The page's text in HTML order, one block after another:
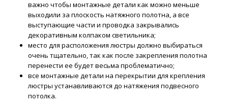
важно чтобы монтажные детали как можно меньше
выходили за плоскость натяжного полотна, а все
выступающие части и проводка закрывались
декоративным колпаком светильника;
место для расположения люстры должно выбираться
очень тщательно, так как после закрепления полотна
перенести ее будет весьма проблематично;
все монтажные детали на перекрытии для крепления
люстры устанавливаются до натяжения подвесного
потолка.